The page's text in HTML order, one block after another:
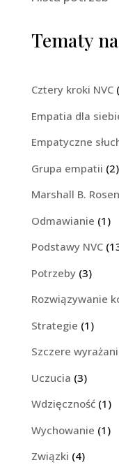
Tematy
Cztery kroki NVC
Empatia dla
Empatyczne
Grupa empatii (2)
Marshall B.
Odmawianie (1)
Podstawy NVC
Potrzeby(3)
Rozwiązywanie
Strategie (1)
Szczere
Uczucia (3)
Wdzięczność(1)
Wychowanie (1)
Związki (4)